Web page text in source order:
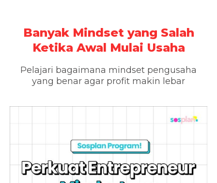
Banyak Mindset yang Salah
Ketika Awal Mulai Usaha
Pelajari bagaimana mindset pengusaha
yang benar agar profit makin lebar